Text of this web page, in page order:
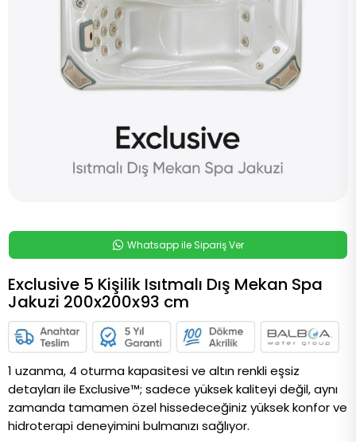
Whatsapp ile Sipariş Ver
Exclusive 5 Kişilik Isıtmalı Dış Mekan Spa
Jakuzi 200x200x93 cm
1 uzanma, 4 oturma kapasitesi ve altın renkli eşsiz
detayları ile Exclusive™; sadece yüksek kaliteyi değil, aynı
zamanda tamamen özel hissedeceğiniz yüksek konfor ve
hidroterapi deneyimini bulmanızı sağlıyor.